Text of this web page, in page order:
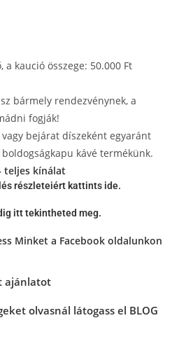
kaució összege: 50.000 Ft
bármely rendezvénynek, a
fogják!
bejárat díszeként egyaránt
kávé termékünk.
teljes kínálat
részleteiért kattints ide.
itt tekintheted meg.
Minket a Facebook oldalunkon
ajánlatot
olvasnál látogass el BLOG